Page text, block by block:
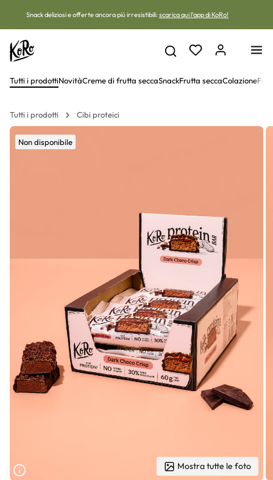
Snack deliziosi e offerte ancora più irresistibili: scarica qui l'app di KoRo!
Tutti i prodottiNovitàCreme di frutta seccaSnackFrutta seccaColazione
Tutti i prodotti Cibi proteici
Non disponibile
Mostra tutte le foto